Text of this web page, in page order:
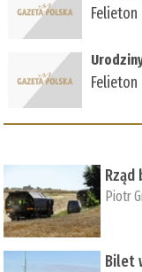
Felieton
Felieton
Piotr
Bilet